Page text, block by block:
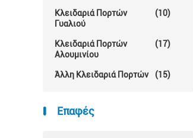
Κλειδαριά Πορτών
Γυαλιού
(10)
Κλειδαριά Πορτών
Αλουμινίου
(17)
Άλλη Κλειδαριά Πορτών (15)
Επαφές